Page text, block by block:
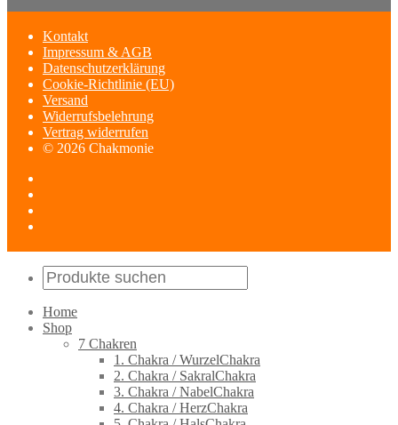
Kontakt
Impressum & AGB
Datenschutzerklärung
Cookie-Richtlinie (EU)
Versand
Widerrufsbelehrung
Vertrag widerrufen
© 2026 Chakmonie
Home
Shop
7 Chakren
1. Chakra / WurzelChakra
2. Chakra / SakralChakra
3. Chakra / NabelChakra
4. Chakra / HerzChakra